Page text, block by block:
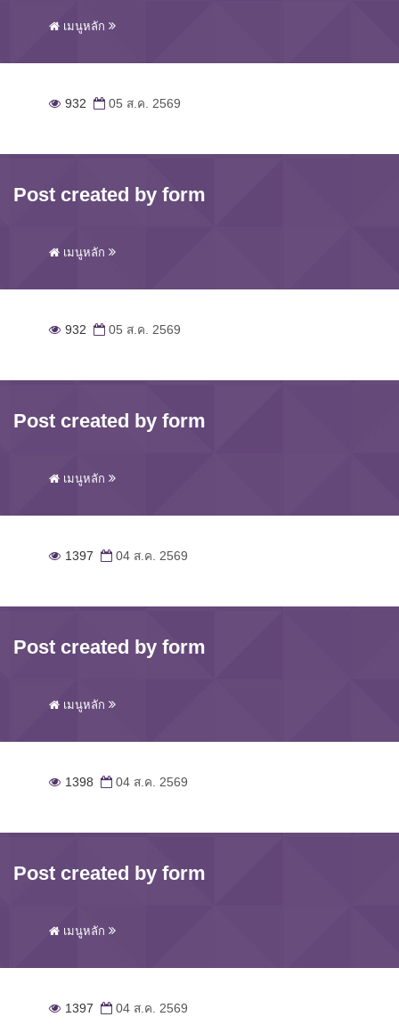
เมนูหลัก
932 05 ส.ค. 2569
Post created by form
เมนูหลัก
932 05 ส.ค. 2569
Post created by form
เมนูหลัก
1397 04 ส.ค. 2569
Post created by form
เมนูหลัก
1398 04 ส.ค. 2569
Post created by form
เมนูหลัก
1397 04 ส.ค. 2569